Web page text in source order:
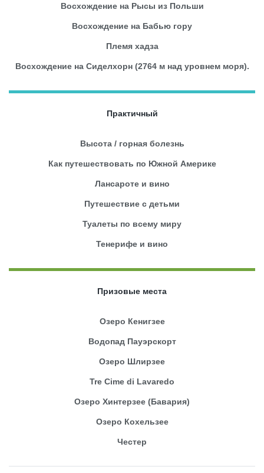
Восхождение на Рысы из Польши
Восхождение на Бабью гору
Племя хадза
Восхождение на Сиделхорн (2764 м над уровнем моря).
Практичный
Высота / горная болезнь
Как путешествовать по Южной Америке
Лансароте и вино
Путешествие с детьми
Туалеты по всему миру
Тенерифе и вино
Призовые места
Озеро Кенигзее
Водопад Пауэрскорт
Озеро Шлирзее
Tre Cime di Lavaredo
Озеро Хинтерзее (Бавария)
Озеро Кохельзее
Честер